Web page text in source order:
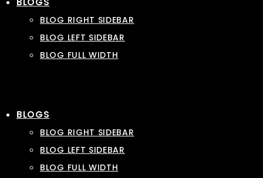
BLOG RIGHT SIDEBAR
BLOG LEFT SIDEBAR
BLOG FULL WIDTH
BLOGS
BLOG RIGHT SIDEBAR
BLOG LEFT SIDEBAR
BLOG FULL WIDTH